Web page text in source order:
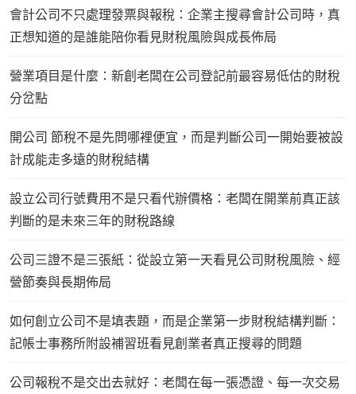
會計公司不只處理發票與報稅：企業主搜尋會計公司時，真
正想知道的是誰能陪你看見財稅風險與成長佈局
營業項目是什麼：新創老闆在公司登記前最容易低估的財稅
分岔點
開公司 節稅不是先問哪裡便宜，而是判斷公司一開始要被設
計成能走多遠的財稅結構
設立公司行號費用不是只看代辦價格：老闆在開業前真正該
判斷的是未來三年的財稅路線
公司三證不是三張紙：從設立第一天看見公司財稅風險、經
營節奏與長期佈局
如何創立公司不是填表題，而是企業第一步財稅結構判斷：
記帳士事務所附設補習班看見創業者真正搜尋的問題
公司報稅不是交出去就好：老闆在每一張憑證、每一次交易